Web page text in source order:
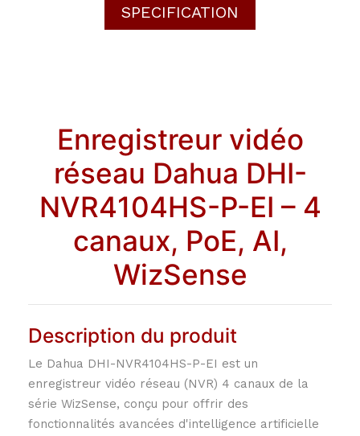
SPECIFICATION
Enregistreur vidéo
réseau Dahua DHI-
NVR4104HS-P-EI – 4
canaux, PoE, AI,
WizSense
Description du produit
Le Dahua DHI-NVR4104HS-P-EI est un
enregistreur vidéo réseau (NVR) 4 canaux de la
série WizSense, conçu pour offrir des
fonctionnalités avancées d'intelligence artificielle